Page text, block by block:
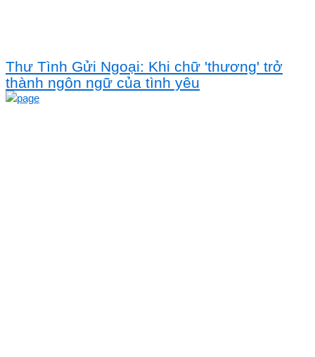
Thư Tình Gửi Ngoại: Khi chữ 'thương' trở
thành ngôn ngữ của tình yêu